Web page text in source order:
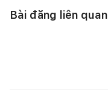
Bài đăng liên quan